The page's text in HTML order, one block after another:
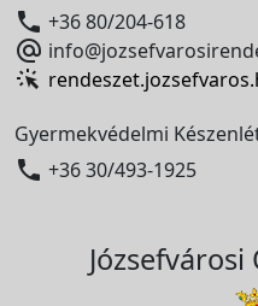
 +36 80/204-618

Gyermekvédelmi
 +36 30/493-1925